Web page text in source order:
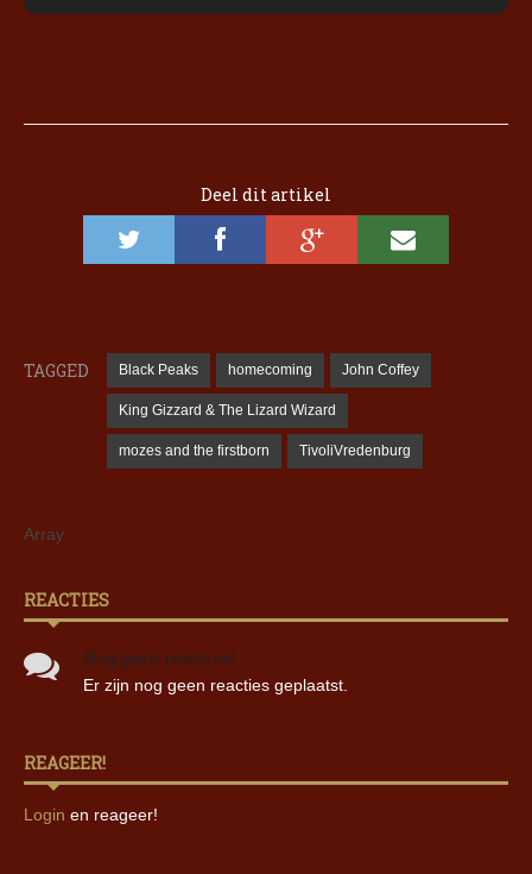
Deel dit artikel
TAGGED Black Peaks homecoming John Coffey
King Gizzard & The Lizard Wizard
mozes and the firstborn TivoliVredenburg
Array
REACTIES
Nog geen reacties!
Er zijn nog geen reacties geplaatst.
REAGEER!
Login en reageer!